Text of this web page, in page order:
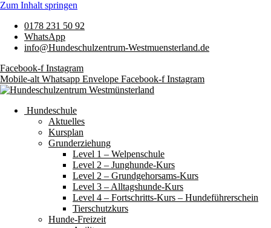
Zum Inhalt springen
0178 231 50 92
WhatsApp
info@Hundeschulzentrum-Westmuensterland.de
Facebook-f Instagram
Mobile-alt Whatsapp Envelope Facebook-f Instagram
Hundeschule
Aktuelles
Kursplan
Grunderziehung
Level 1 – Welpenschule
Level 2 – Junghunde-Kurs
Level 2 – Grundgehorsams-Kurs
Level 3 – Alltagshunde-Kurs
Level 4 – Fortschritts-Kurs – Hundeführerschein
Tierschutzkurs
Hunde-Freizeit